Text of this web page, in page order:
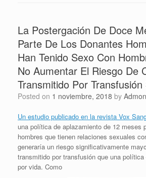
La Postergación De Doce
Parte De Los Donantes
Han Tenido Sexo Con
No Aumentar El Riesgo De
Transmitido Por
Posted on 1 noviembre, 2018 by
Un estudio publicado en la revista Vox
una política de aplazamiento de 12 meses
hombres que tienen relaciones sexuales
generaría un riesgo significativamente
transmitido por transfusión que una
por vida. Como